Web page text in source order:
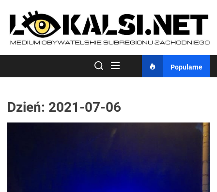
content
Popularne
Dzień: 2021-07-06